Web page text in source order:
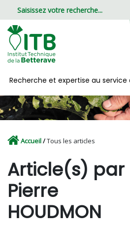
Recherche et expertise au
Accueil/Tous les articles
Article(s) par
Pierre
HOUDMON
Panneau de gestion des cookies